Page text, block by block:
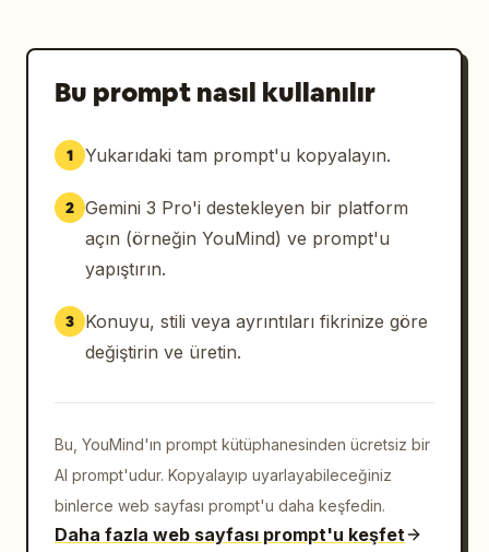
Bu prompt nasıl kullanılır
1 Yukarıdaki tam prompt'u kopyalayın.
2 Gemini 3 Pro'i destekleyen bir platform
açın (örneğin YouMind) ve prompt'u
yapıştırın.
3
Konuyu, stili veya ayrıntıları fikrinize göre
değiştirin ve üretin.
Bu, YouMind'ın prompt kütüphanesinden ücretsiz bir
AI prompt'udur. Kopyalayıp uyarlayabileceğiniz
binlerce web sayfası prompt'u daha keşfedin.
Daha fazla web sayfası prompt'u keşfet